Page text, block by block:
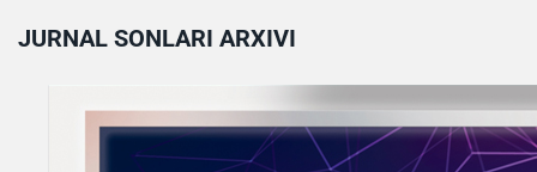
JURNAL SONLARI ARXIVI